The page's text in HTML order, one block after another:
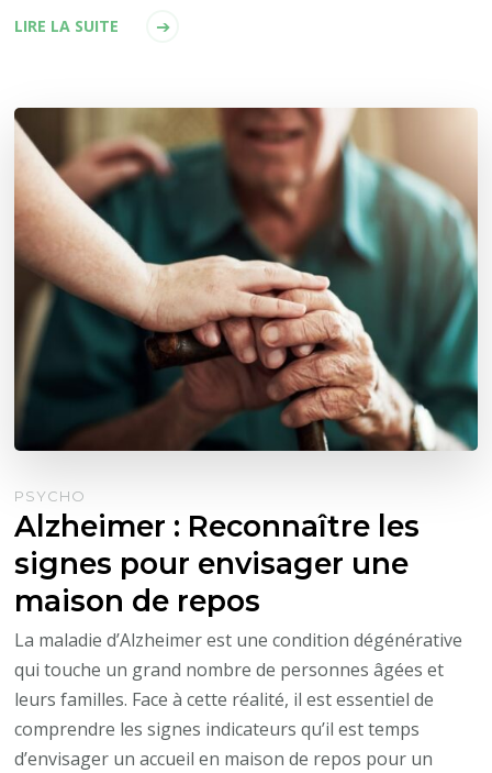
LIRE LA SUITE
PSYCHO
Alzheimer : Reconnaître les
signes pour envisager une
maison de repos
La maladie d’Alzheimer est une condition dégénérative
qui touche un grand nombre de personnes âgées et
leurs familles. Face à cette réalité, il est essentiel de
comprendre les signes indicateurs qu’il est temps
d’envisager un accueil en maison de repos pour un